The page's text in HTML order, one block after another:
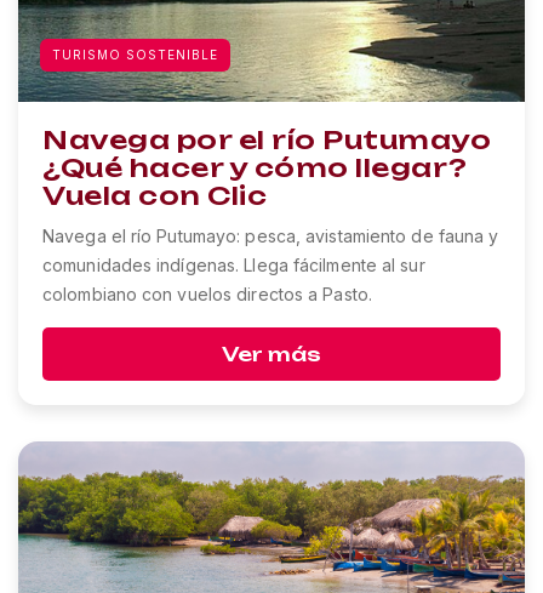
TURISMO SOSTENIBLE
Navega por el río Putumayo
¿Qué hacer y cómo llegar?
Vuela con Clic
Navega el río Putumayo: pesca, avistamiento de fauna y
comunidades indígenas. Llega fácilmente al sur
colombiano con vuelos directos a Pasto.
Ver más